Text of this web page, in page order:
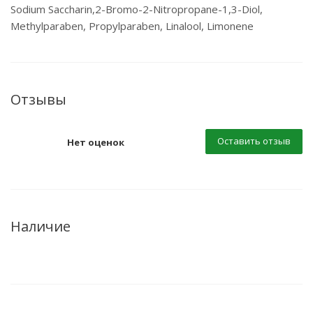
Sodium Saccharin,2-Bromo-2-Nitropropane-1,3-Diol,
Methylparaben, Propylparaben, Linalool, Limonene
Отзывы
Нет оценок Оставить отзыв
Наличие